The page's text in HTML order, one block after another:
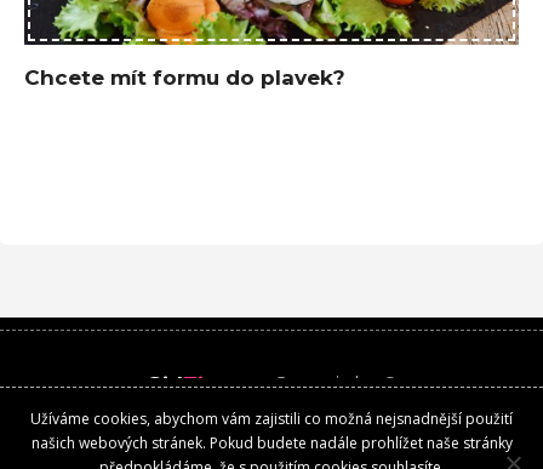
Chcete mít formu do plavek?
GirlTime.czCopyright ©
Kontakt
Užíváme cookies, abychom vám zajistili co možná nejsnadnější použití
našich webových stránek. Pokud budete nadále prohlížet naše stránky